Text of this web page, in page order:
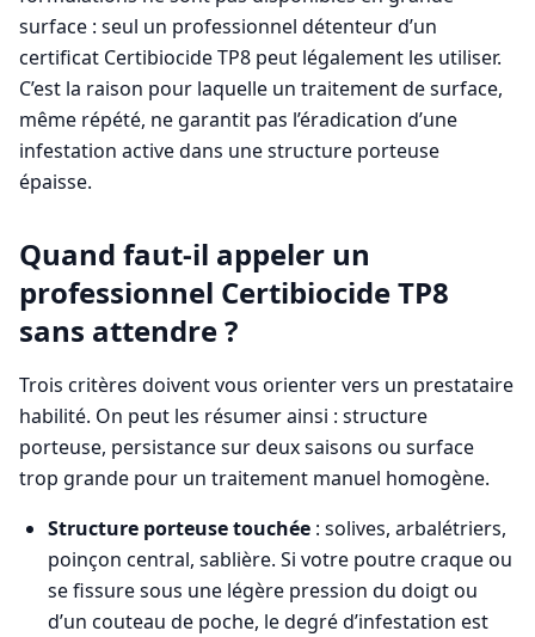
surface : seul un professionnel détenteur d’un
certificat Certibiocide TP8 peut légalement les utiliser.
C’est la raison pour laquelle un traitement de surface,
même répété, ne garantit pas l’éradication d’une
infestation active dans une structure porteuse
épaisse.
Quand faut-il appeler un
professionnel Certibiocide TP8
sans attendre ?
Trois critères doivent vous orienter vers un prestataire
habilité. On peut les résumer ainsi : structure
porteuse, persistance sur deux saisons ou surface
trop grande pour un traitement manuel homogène.
Structure porteuse touchée : solives, arbalétriers,
poinçon central, sablière. Si votre poutre craque ou
se fissure sous une légère pression du doigt ou
d’un couteau de poche, le degré d’infestation est